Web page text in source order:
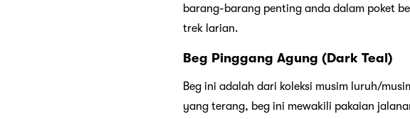
barang-barang penting anda dalam poket
trek larian.
Beg Pinggang Agung (Dark Teal)
Beg ini adalah dari koleksi musim luruh/
yang terang, beg ini mewakili pakaian